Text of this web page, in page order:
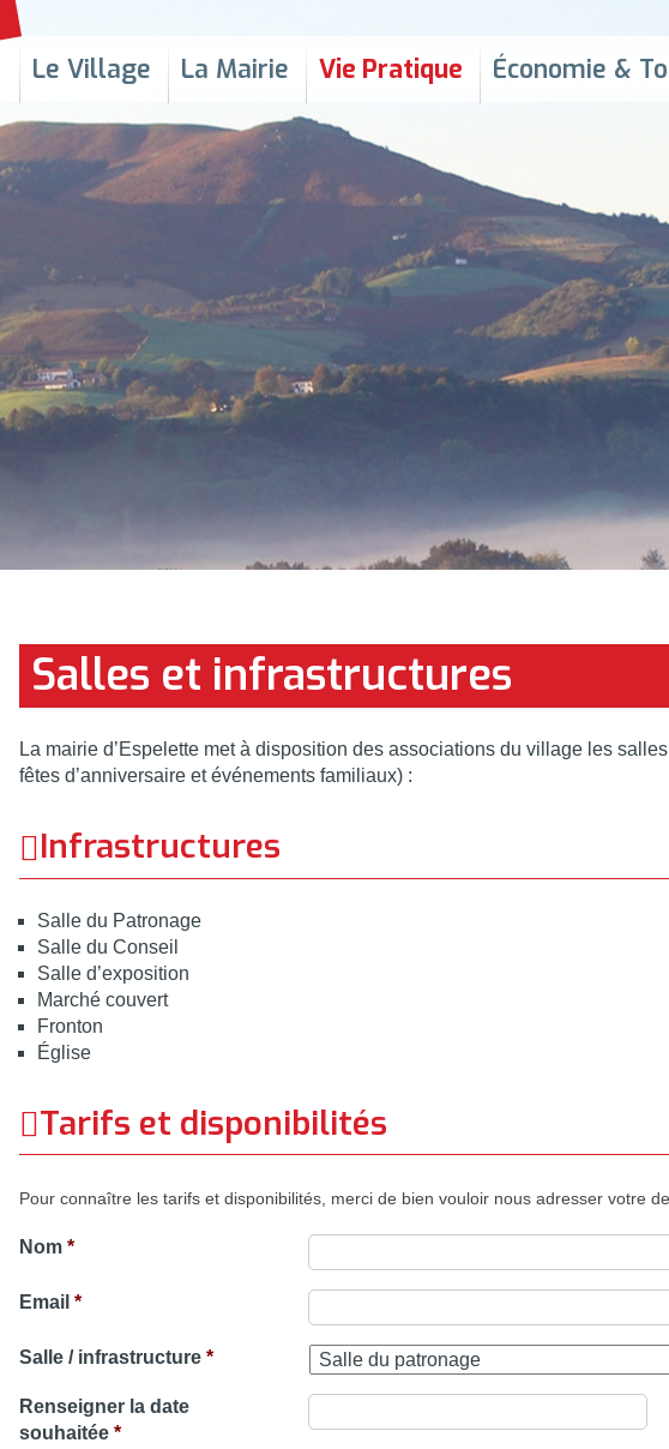
Le Village La Mairie Vie Pratique Économie &
Salles et infrastructures
La mairie d’Espelette met à disposition des associations du village les
fêtes d’anniversaire et événements familiaux) :
Infrastructures
Salle du Patronage
Salle du Conseil
Salle d’exposition
Marché couvert
Fronton
Église
Tarifs et disponibilités
Pour connaître les tarifs et disponibilités, merci de bien vouloir nous adresser votre
Nom *
Email *
Salle / infrastructure *
Renseigner la date
souhaitée *